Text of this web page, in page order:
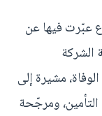
عبّرت فيها عن
الشركة
مشيرة إلى
ومرجّحة